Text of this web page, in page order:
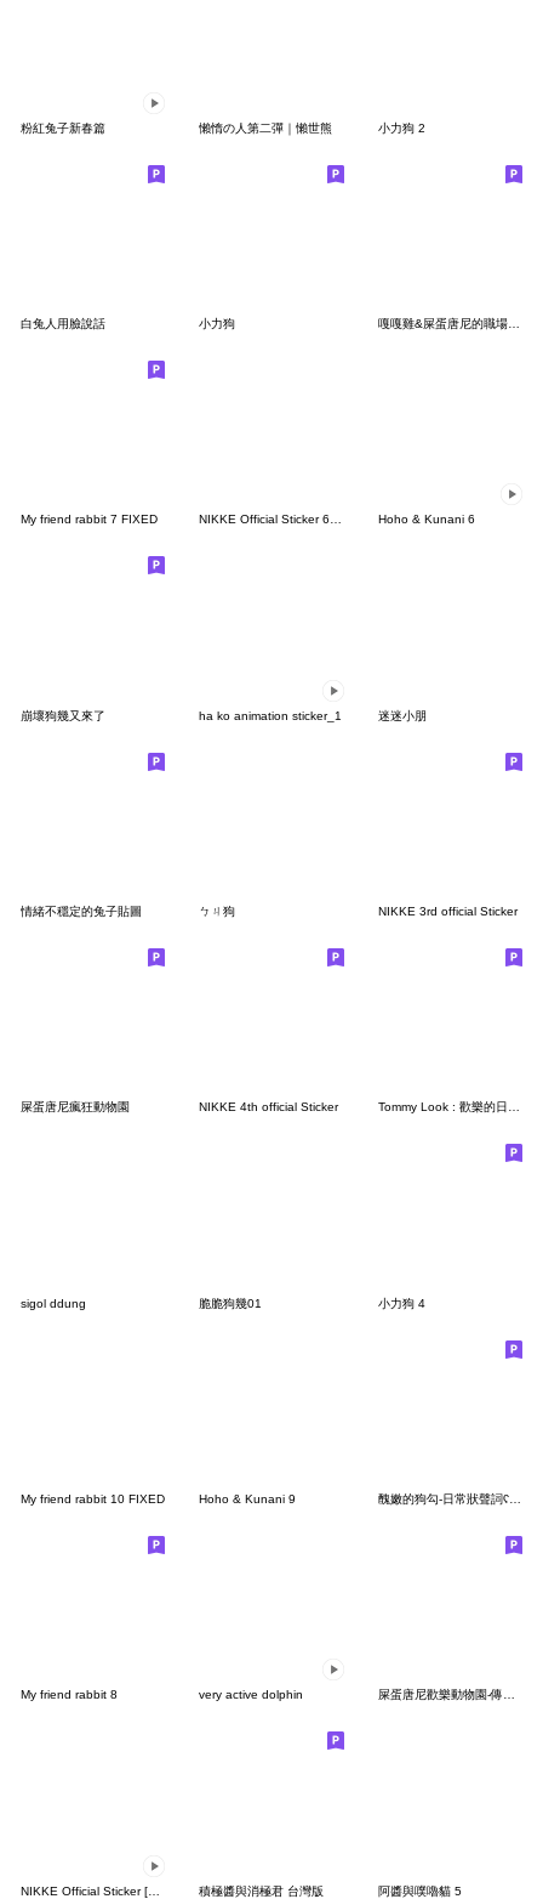
粉紅兔子新春篇 懶惰の人第二彈｜懶世熊 小力狗 2
白兔人用臉說話 小力狗 嘎嘎雞&屎蛋唐尼的職場雞飛狗跳
My friend rabbit 7 FIXED NIKKE Official Sticker 6th Batch Hoho & Kunani 6
崩壞狗幾又來了 ha ko animation sticker_1 迷迷小朋
情緒不穩定的兔子貼圖 ㄅㄐ狗 NIKKE 3rd official Sticker
屎蛋唐尼瘋狂動物園 NIKKE 4th official Sticker Tommy Look : 歡樂的日常2
sigol ddung 脆脆狗幾01 小力狗 4
My friend rabbit 10 FIXED Hoho & Kunani 9 醜嫩的狗勾-日常狀聲詞ʕ•̫͡•ʔ
My friend rabbit 8 very active dolphin 屎蛋唐尼歡樂動物園-傳心意特輯
積極醬與消極君 台灣版 阿醬與噗嚕貓 5